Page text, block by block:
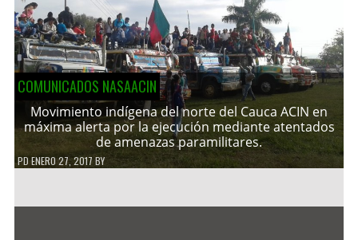
COMUNICADOS NASAACIN
Movimiento indígena del norte del Cauca ACIN en
máxima alerta por la ejecución mediante atentados
de amenazas paramilitares.
PDENERO 27, 2017 BY